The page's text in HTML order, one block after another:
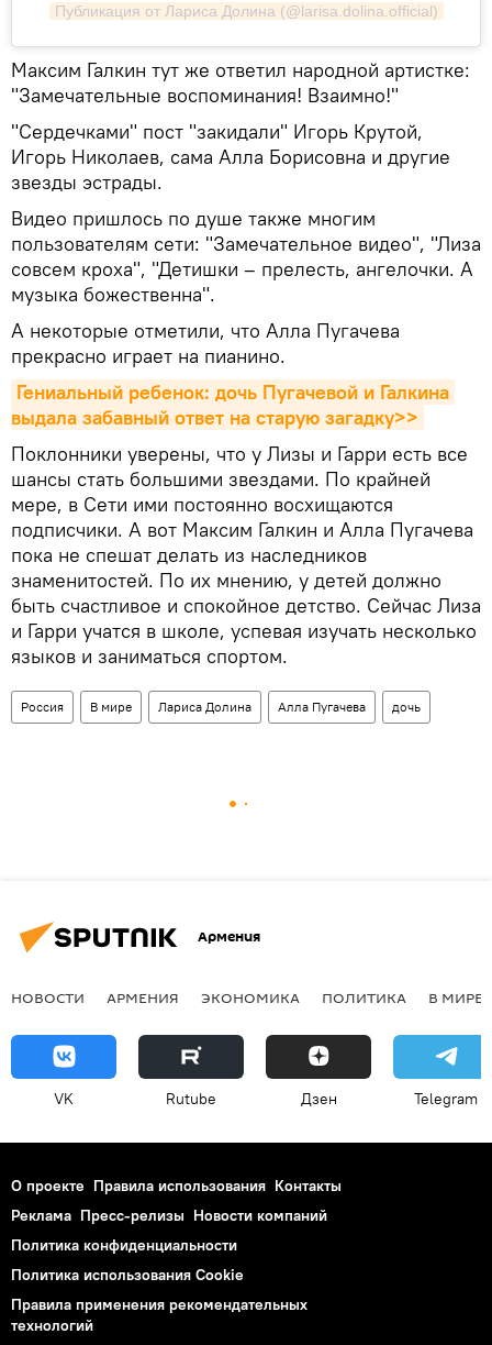
Публикация от Лариса Долина (@larisa.dolina.official)
Максим Галкин тут же ответил народной артистке:
"Замечательные воспоминания! Взаимно!"
"Сердечками" пост "закидали" Игорь Крутой,
Игорь Николаев, сама Алла Борисовна и другие
звезды эстрады.
Видео пришлось по душе также многим
пользователям сети: "Замечательное видео", "Лиза
совсем кроха", "Детишки – прелесть, ангелочки. А
музыка божественна".
А некоторые отметили, что Алла Пугачева
прекрасно играет на пианино.
Гениальный ребенок: дочь Пугачевой и Галкина
выдала забавный ответ на старую загадку>>
Поклонники уверены, что у Лизы и Гарри есть все
шансы стать большими звездами. По крайней
мере, в Сети ими постоянно восхищаются
подписчики. А вот Максим Галкин и Алла Пугачева
пока не спешат делать из наследников
знаменитостей. По их мнению, у детей должно
быть счастливое и спокойное детство. Сейчас Лиза
и Гарри учатся в школе, успевая изучать несколько
языков и заниматься спортом.
Россия В мире Лариса Долина Алла Пугачева дочь
Армения
НОВОСТИ АРМЕНИЯ ЭКОНОМИКА ПОЛИТИКА В МИРЕ
VK Rutube Дзен Telegram
О проекте Правила использования Контакты
Реклама Пресс-релизы Новости компаний
Политика конфиденциальности
Политика использования Cookie
Правила применения рекомендательных
технологий